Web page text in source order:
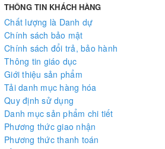
THÔNG TIN KHÁCH HÀNG
Chất lượng là Danh dự
Chính sách bảo mật
Chính sách đổi trả, bảo hành
Thông tin giáo dục
Giới thiệu sản phẩm
Tải danh mục hàng hóa
Quy định sử dụng
Danh mục sản phẩm chi tiết
Phương thức giao nhận
Phương thức thanh toán